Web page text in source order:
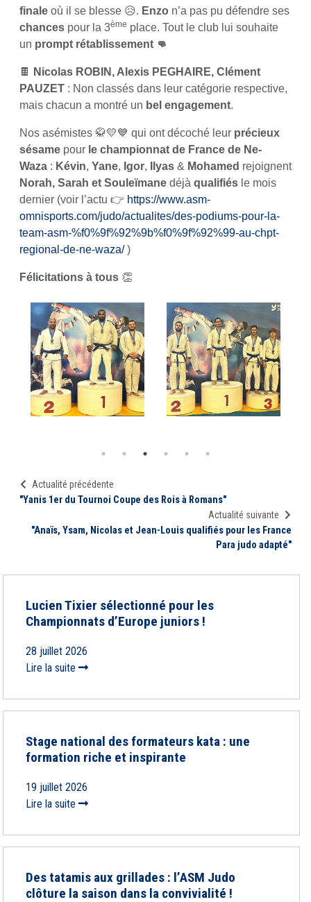
finale où il se blesse 😥. Enzo n’a pas pu défendre ses
chances pour la 3ème place. Tout le club lui souhaite
un prompt rétablissement 👊
🍫
Nicolas ROBIN, Alexis PEGHAIRE, Clément
PAUZET : Non classés dans leur catégorie respective,
mais chacun a montré un bel engagement.
Nos asémistes 🥋💛💙 qui ont décoché leur précieux
sésame pour le championnat de France de Ne-
Waza : Kévin, Yane, Igor, Ilyas & Mohamed rejoignent
Norah, Sarah et Souleïmane déjà qualifiés le mois
dernier (voir l’actu 👉 https://www.asm-
omnisports.com/judo/actualites/des-podiums-pour-la-
team-asm-%f0%9f%92%9b%f0%9f%92%99-au-chpt-
regional-de-ne-waza/)
Félicitations à tous 👏
Actualité précédente
"Yanis 1er du Tournoi Coupe des Rois à Romans"
Actualité suivante
"Anaïs, Ysam, Nicolas et Jean-Louis qualifiés pour les France
Para judo adapté"
Lucien Tixier sélectionné pour les
Championnats d’Europe juniors !
28 juillet 2026
Lire la suite
Stage national des formateurs kata : une
formation riche et inspirante
19 juillet 2026
Lire la suite
Des tatamis aux grillades : l’ASM Judo
clôture la saison dans la convivialité !